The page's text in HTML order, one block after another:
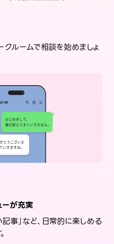
クルームで相談を始めましょ
ーが充実
記事」など、日常的に楽しめる